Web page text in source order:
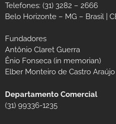
Telefones: (31) 3282 – 2666
Belo Horizonte – MG – Brasil |
Fundadores
Antônio Claret Guerra
Ênio Fonseca (in memorian)
Elber Monteiro de Castro
Departamento Comercial
(31) 99336-1235